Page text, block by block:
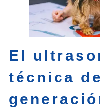
El
técnica